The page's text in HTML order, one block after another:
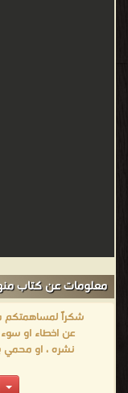
معلومات عن كتاب
شكراً لمساهمتكم
عن اخطاء او سوء
نشره ، او محمي